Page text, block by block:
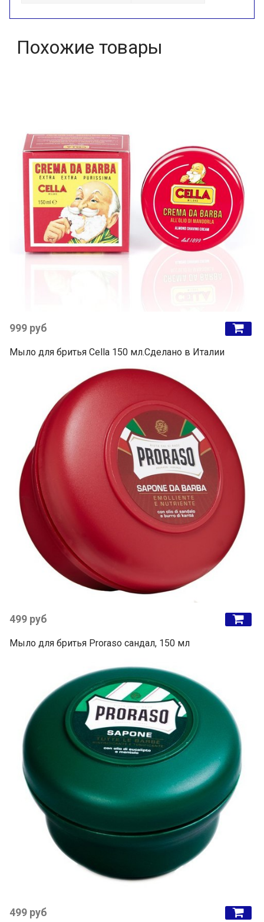
Похожие товары
999 руб
Мыло для бритья Cella 150 мл.Сделано в Италии
499 руб
Мыло для бритья Proraso сандал, 150 мл
499 руб